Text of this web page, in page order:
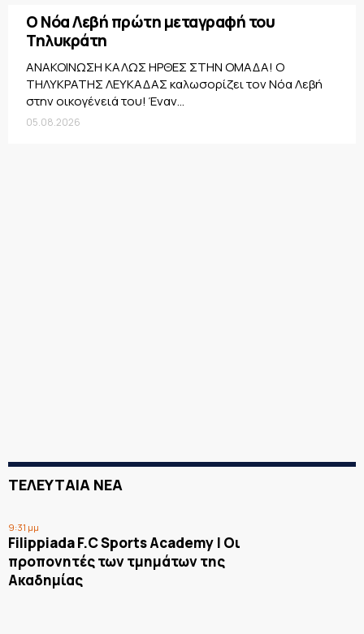
Ο Νόα Λεβή πρώτη μεταγραφή του
Τηλυκράτη
ΑΝΑΚΟΙΝΩΣΗ ΚΑΛΩΣ ΗΡΘΕΣ ΣΤΗΝ ΟΜΑΔΑ! Ο
ΤΗΛΥΚΡΑΤΗΣ ΛΕΥΚΑΔΑΣ καλωσορίζει τον Νόα Λεβή
στην οικογένειά του! Έναν...
05.08.2026
ΤΕΛΕΥΤΑΙΑ ΝΕΑ
9:31 μμ
Filippiada F.C Sports Academy | Οι
προπονητές των τμημάτων της
Ακαδημίας